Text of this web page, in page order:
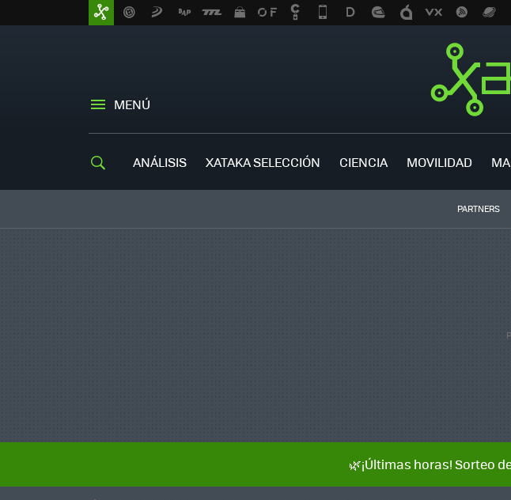
MENÚ
ANÁLISIS XATAKA SELECCIÓN CIENCIA MOVILIDAD
PARTNERS
🌿¡Últimas horas! Sorteo